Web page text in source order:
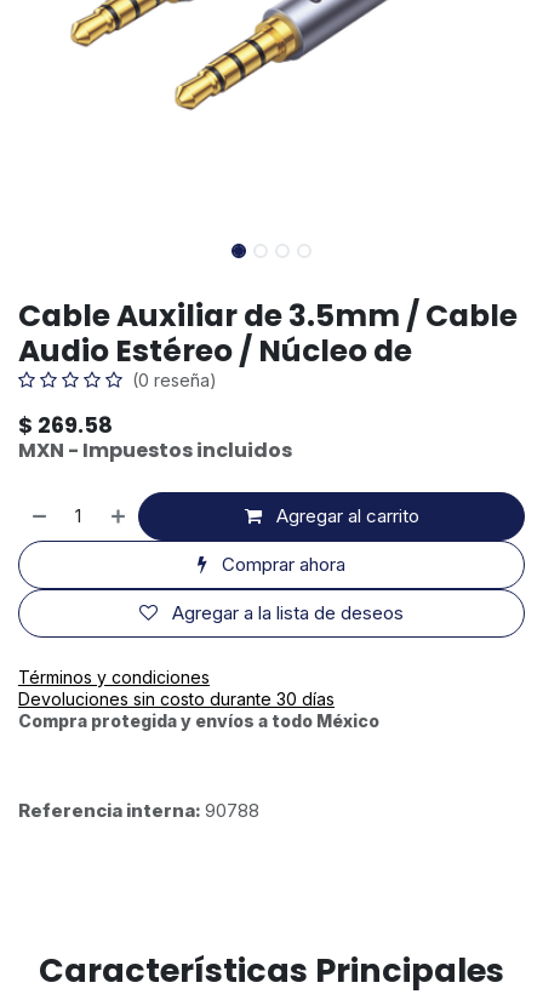
Cable Auxiliar de 3.5mm / Cable
Audio Estéreo / Núcleo de
(0 reseña)
$ 269.58
MXN - Impuestos incluidos
Agregar al carrito
Comprar ahora
Agregar a la lista de deseos
Términos y condiciones
Devoluciones sin costo durante 30 días
Compra protegida y envíos a todo México
Referencia interna: 90788
Características Principales